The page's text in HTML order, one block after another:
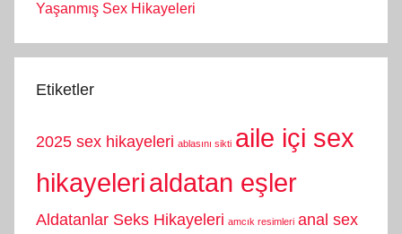
Yaşanmış Sex Hikayeleri
Etiketler
2025 sex hikayeleri ablasını sikti aile içi sex
hikayelerialdatan eşler
Aldatanlar Seks Hikayeleri amcık resimleri anal sex